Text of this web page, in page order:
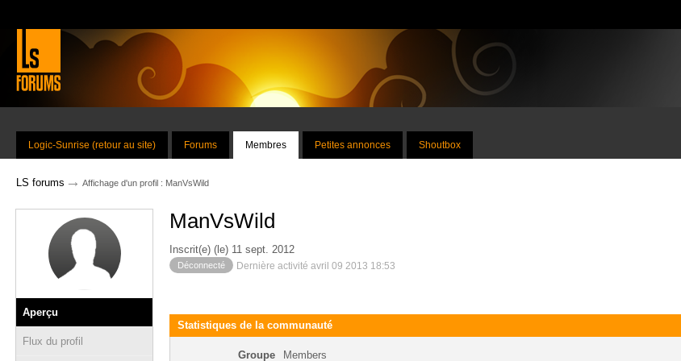
Logic-Sunrise (retour au site) Forums Membres Petites annonces Shoutbox
LS forums → Affichage d'un profil : ManVsWild
Aperçu
Flux du profil
ManVsWild
Inscrit(e) (le) 11 sept. 2012
Déconnecté Dernière activité avril 09 2013 18:53
Statistiques de la communauté
Groupe Members